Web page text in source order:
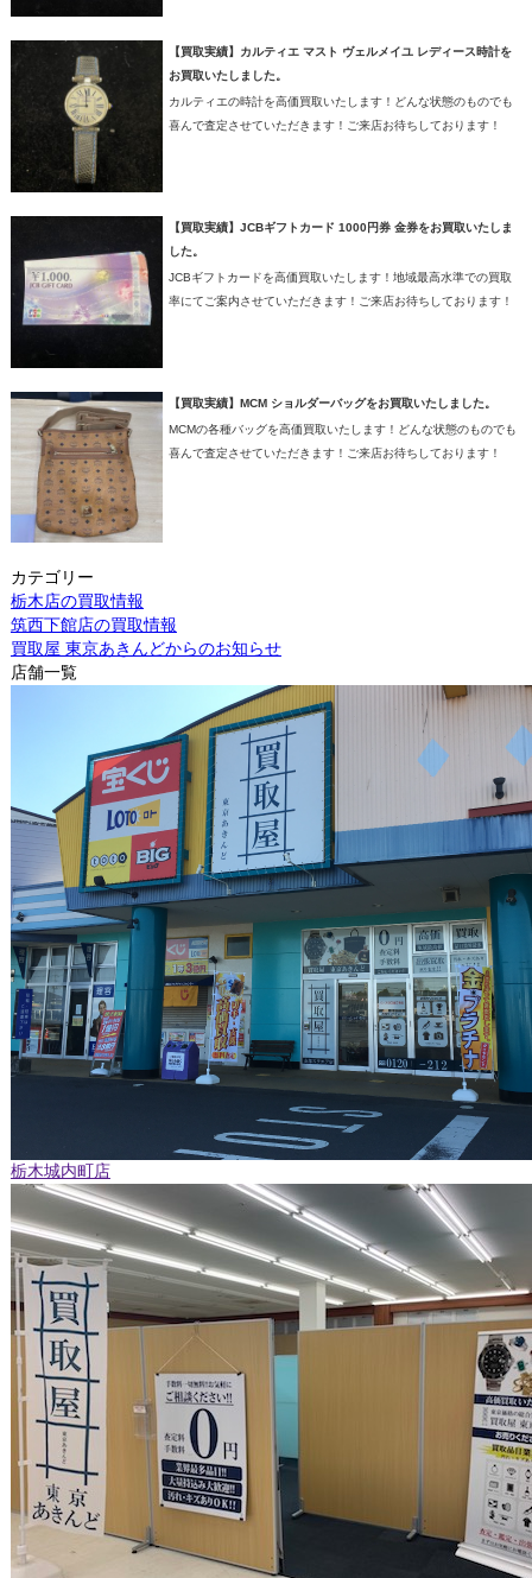
【買取実績】カルティエ マスト ヴェルメイユ レディース時計を
お買取いたしました。
カルティエの時計を高価買取いたします！どんな状態のものでも
喜んで査定させていただきます！ご来店お待ちしております！
【買取実績】JCBギフトカード 1000円券 金券をお買取いたしま
した。
JCBギフトカードを高価買取いたします！地域最高水準での買取
率にてご案内させていただきます！ご来店お待ちしております！
【買取実績】MCM ショルダーバッグをお買取いたしました。
MCMの各種バッグを高価買取いたします！どんな状態のものでも
喜んで査定させていただきます！ご来店お待ちしております！
カテゴリー
栃木店の買取情報
筑西下館店の買取情報
買取屋 東京あきんどからのお知らせ
店舗一覧
栃木城内町店